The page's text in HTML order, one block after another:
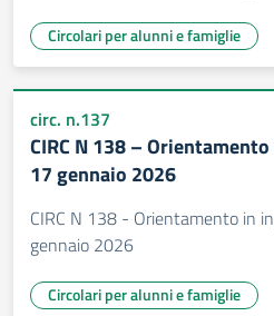
Circolari per alunni e famiglie
circ. n.137
CIRC N 138 –
17 gennaio 2026
CIRC N 138 - Orientamento in
gennaio 2026
Circolari per alunni e famiglie